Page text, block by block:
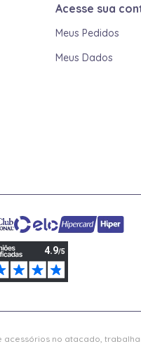
Acesse sua
Meus Pedidos
Meus Dados
no atacado,